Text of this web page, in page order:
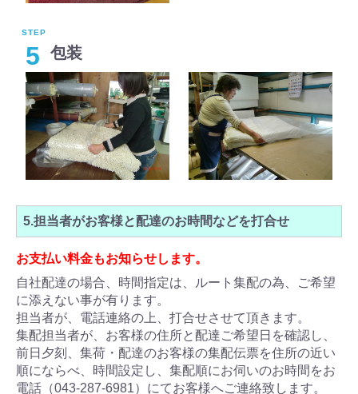
5 包装
5.担当者がお客様と配達のお時間などを打合せ
お支払い料金もお知らせします。
自社配達の場合、時間指定は、ルート集配の為、ご希望
に添えない事が有ります。
担当者が、電話連絡の上、打合せさせて頂きます。
集配担当者が、お客様の住所と配達ご希望日を確認し、
前日夕刻、集荷・配達のお客様の集配伝票を住所の近い
順にならべ、時間設定し、集配順にお伺いのお時間をお
電話（043-287-6981）にてお客様へご連絡致します。